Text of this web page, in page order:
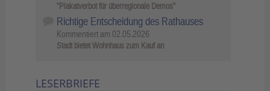
"Plakatverbot für überregionale Demos"
Richtige Entscheidung des Rathauses
Kommentiert am 02.05.2026
Stadt bietet Wohnhaus zum Kauf an
LESERBRIEFE